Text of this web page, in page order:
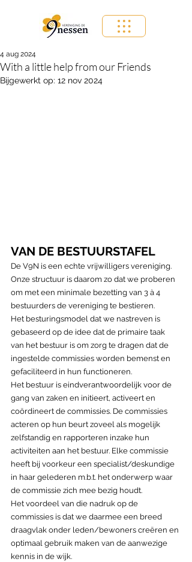
With a little help from our Friends
4 aug 2024
Bijgewerkt op: 12 nov 2024
VAN DE BESTUURSTAFEL
De V9N is een echte vrijwilligers vereniging.
Onze structuur is daarom zo dat we proberen
om met een minimale bezetting van 3 à 4
bestuurders de vereniging te bestieren.
Het besturingsmodel dat we nastreven is
gebaseerd op de idee dat de primaire taak
van het bestuur is om zorg te dragen dat de
ingestelde commissies worden bemenst en
gefaciliteerd in hun functioneren.
Het bestuur is eindverantwoordelijk voor de
gang van zaken en initieert, activeert en
coördineert de commissies. De commissies
acteren op hun beurt zoveel als mogelijk
zelfstandig en rapporteren inzake hun
activiteiten aan het bestuur. Elke commissie
heeft bij voorkeur een specialist/deskundige
in haar gelederen m.b.t. het onderwerp waar
de commissie zich mee bezig houdt.
Het voordeel van die nadruk op de
commissies is dat we daarmee een breed
draagvlak onder leden/bewoners creëren en
optimaal gebruik maken van de aanwezige
kennis in de wijk.